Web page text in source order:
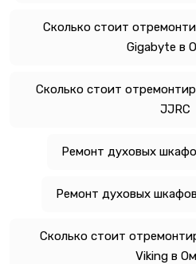
Сколько стоит
Gigabyte в
Сколько стоит
JJRC
Ремонт духовых
Ремонт духовых
Сколько стоит
Viking в